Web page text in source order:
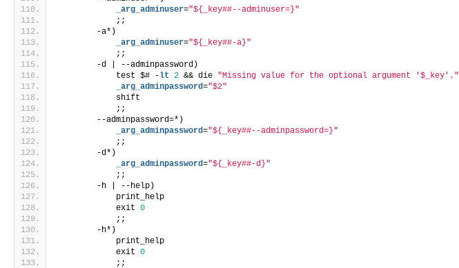
            _arg_adminuser
="${_key##--adminuser=}"
            ;;
        -a*)
            _arg_adminuser
="${_key##-a}"
            ;;
        -d | --adminpassword)
            test $# -
lt 2 && die "Missing value for the optional argument '$_key'."
            _arg_adminpassword
="$2"
            shift
            ;;
        --adminpassword=*)
            _arg_adminpassword
="${_key##--adminpassword=}"
            ;;
        -d*)
            _arg_adminpassword
="${_key##-d}"
            ;;
        -h | --help)
            print_help
            exit
0
            ;;
        -h*)
            print_help
            exit
0
            ;;